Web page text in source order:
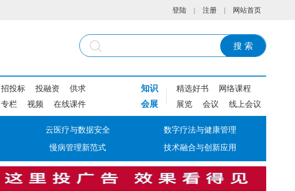
登陆 | 注册 | 网站首页
搜 索
招投标 投融资 供求
专栏 视频 在线课件
知识 精选好书 网络课程
会展 展览 会议 线上会议
云医疗与数据安全 数字疗法与健康管理
慢病管理新范式 技术融合与创新应用